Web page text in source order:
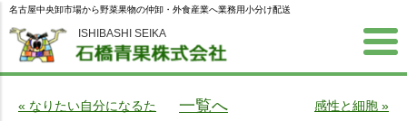
ISHIBASHI SEIKA
名古屋中央卸市場から野菜果物の仲卸・外食産業へ業務用小分け配送
« なりたい自分になるた
一覧へ 感性と細胞 »